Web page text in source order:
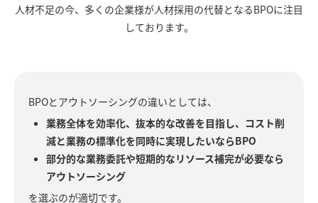
人材不足の今、多くの企業様が人材採用の代替となるBPOに注目
しております。
BPOとアウトソーシングの違いとしては、
業務全体を効率化、抜本的な改善を目指し、コスト削
減と業務の標準化を同時に実現したいならBPO
部分的な業務委託や短期的なリソース補完が必要なら
アウトソーシング
を選ぶのが適切です。